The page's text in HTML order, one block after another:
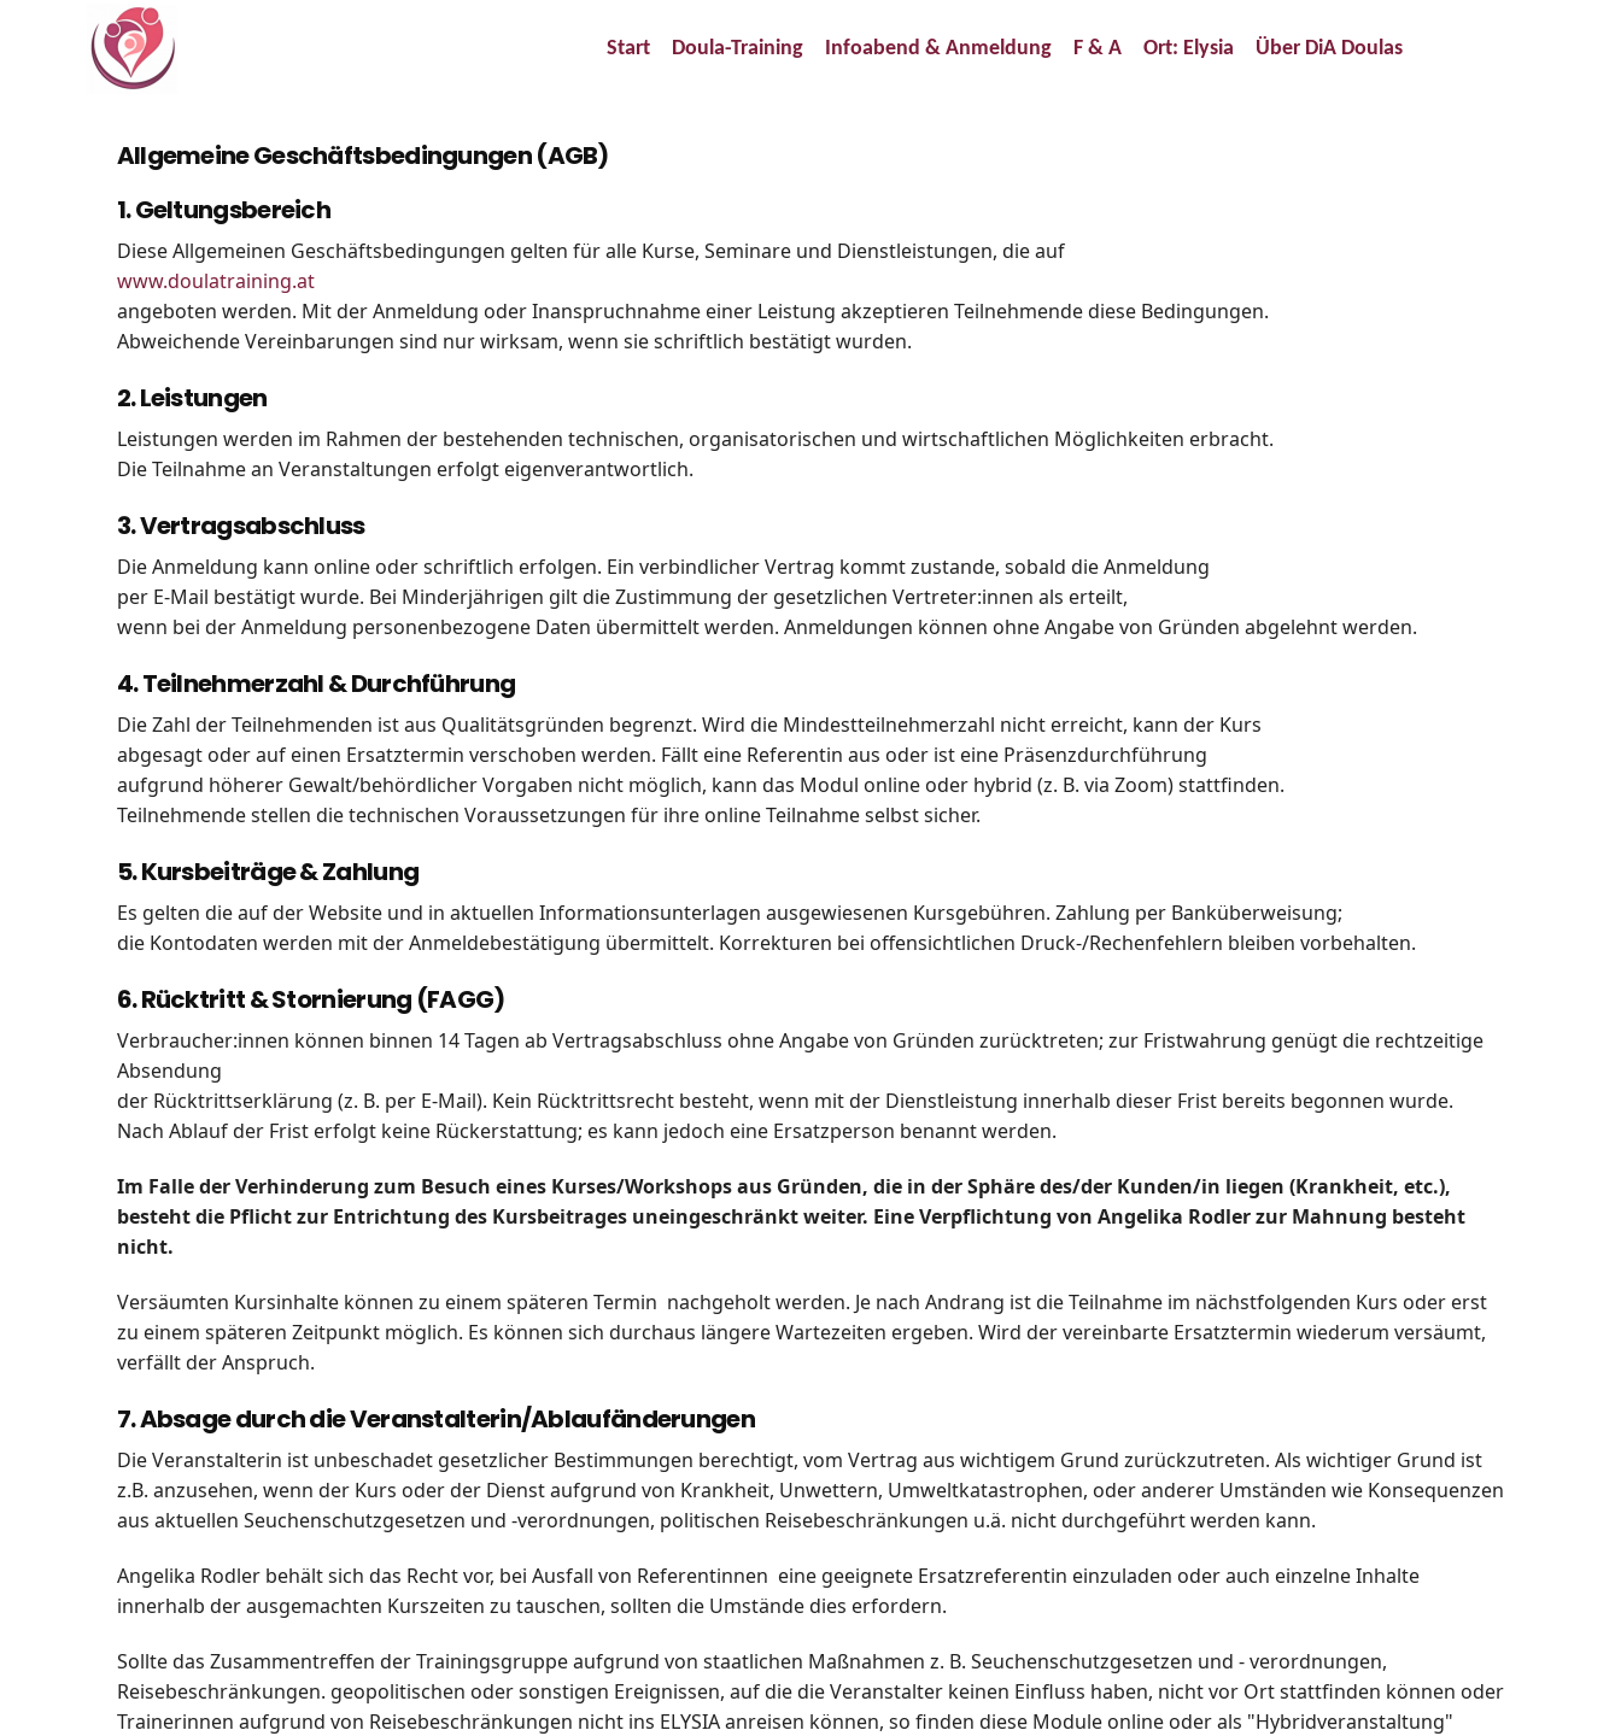
Start Doula-Training Infoabend & Anmeldung F & A Ort: Elysia Über DiA Doulas
Allgemeine Geschäftsbedingungen (AGB)
1. Geltungsbereich
Diese Allgemeinen Geschäftsbedingungen gelten für alle Kurse, Seminare und Dienstleistungen, die auf
www.doulatraining.at
angeboten werden. Mit der Anmeldung oder Inanspruchnahme einer Leistung akzeptieren Teilnehmende diese Bedingungen.
Abweichende Vereinbarungen sind nur wirksam, wenn sie schriftlich bestätigt wurden.
2. Leistungen
Leistungen werden im Rahmen der bestehenden technischen, organisatorischen und wirtschaftlichen Möglichkeiten erbracht.
Die Teilnahme an Veranstaltungen erfolgt eigenverantwortlich.
3. Vertragsabschluss
Die Anmeldung kann online oder schriftlich erfolgen. Ein verbindlicher Vertrag kommt zustande, sobald die Anmeldung
per E-Mail bestätigt wurde. Bei Minderjährigen gilt die Zustimmung der gesetzlichen Vertreter:innen als erteilt,
wenn bei der Anmeldung personenbezogene Daten übermittelt werden. Anmeldungen können ohne Angabe von Gründen abgelehnt werden.
4. Teilnehmerzahl & Durchführung
Die Zahl der Teilnehmenden ist aus Qualitätsgründen begrenzt. Wird die Mindestteilnehmerzahl nicht erreicht, kann der Kurs
abgesagt oder auf einen Ersatztermin verschoben werden. Fällt eine Referentin aus oder ist eine Präsenzdurchführung
aufgrund höherer Gewalt/behördlicher Vorgaben nicht möglich, kann das Modul online oder hybrid (z. B. via Zoom) stattfinden.
Teilnehmende stellen die technischen Voraussetzungen für ihre online Teilnahme selbst sicher.
5. Kursbeiträge & Zahlung
Es gelten die auf der Website und in aktuellen Informationsunterlagen ausgewiesenen Kursgebühren. Zahlung per Banküberweisung;
die Kontodaten werden mit der Anmeldebestätigung übermittelt. Korrekturen bei offensichtlichen Druck-/Rechenfehlern bleiben vorbehalten.
6. Rücktritt & Stornierung (FAGG)
Verbraucher:innen können binnen 14 Tagen ab Vertragsabschluss ohne Angabe von Gründen zurücktreten; zur Fristwahrung genügt die rechtzeitige
Absendung
der Rücktrittserklärung (z. B. per E-Mail). Kein Rücktrittsrecht besteht, wenn mit der Dienstleistung innerhalb dieser Frist bereits begonnen wurde.
Nach Ablauf der Frist erfolgt keine Rückerstattung; es kann jedoch eine Ersatzperson benannt werden.
Im Falle der Verhinderung zum Besuch eines Kurses/Workshops aus Gründen, die in der Sphäre des/der Kunden/in liegen (Krankheit, etc.),
besteht die Pflicht zur Entrichtung des Kursbeitrages uneingeschränkt weiter. Eine Verpflichtung von Angelika Rodler zur Mahnung besteht
nicht.
Versäumten Kursinhalte können zu einem späteren Termin nachgeholt werden. Je nach Andrang ist die Teilnahme im nächstfolgenden Kurs oder erst
zu einem späteren Zeitpunkt möglich. Es können sich durchaus längere Wartezeiten ergeben. Wird der vereinbarte Ersatztermin wiederum versäumt,
verfällt der Anspruch.
7. Absage durch die Veranstalterin/Ablaufänderungen
Die Veranstalterin ist unbeschadet gesetzlicher Bestimmungen berechtigt, vom Vertrag aus wichtigem Grund zurückzutreten. Als wichtiger Grund ist
z.B. anzusehen, wenn der Kurs oder der Dienst aufgrund von Krankheit, Unwettern, Umweltkatastrophen, oder anderer Umständen wie Konsequenzen
aus aktuellen Seuchenschutzgesetzen und -verordnungen, politischen Reisebeschränkungen u.ä. nicht durchgeführt werden kann.
Angelika Rodler behält sich das Recht vor, bei Ausfall von Referentinnen eine geeignete Ersatzreferentin einzuladen oder auch einzelne Inhalte
innerhalb der ausgemachten Kurszeiten zu tauschen, sollten die Umstände dies erfordern.
Sollte das Zusammentreffen der Trainingsgruppe aufgrund von staatlichen Maßnahmen z. B. Seuchenschutzgesetzen und - verordnungen,
Reisebeschränkungen. geopolitischen oder sonstigen Ereignissen, auf die die Veranstalter keinen Einfluss haben, nicht vor Ort stattfinden können oder
Trainerinnen aufgrund von Reisebeschränkungen nicht ins ELYSIA anreisen können, so finden diese Module online oder als "Hybridveranstaltung"